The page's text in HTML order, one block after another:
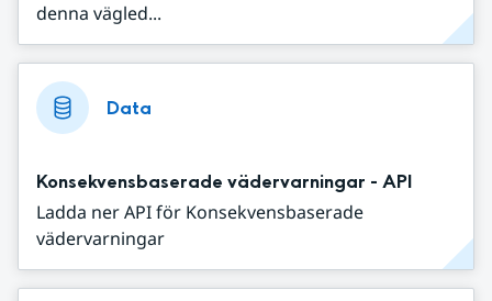
denna vägled...
Data
Konsekvensbaserade vädervarningar - API
Ladda ner API för Konsekvensbaserade
vädervarningar